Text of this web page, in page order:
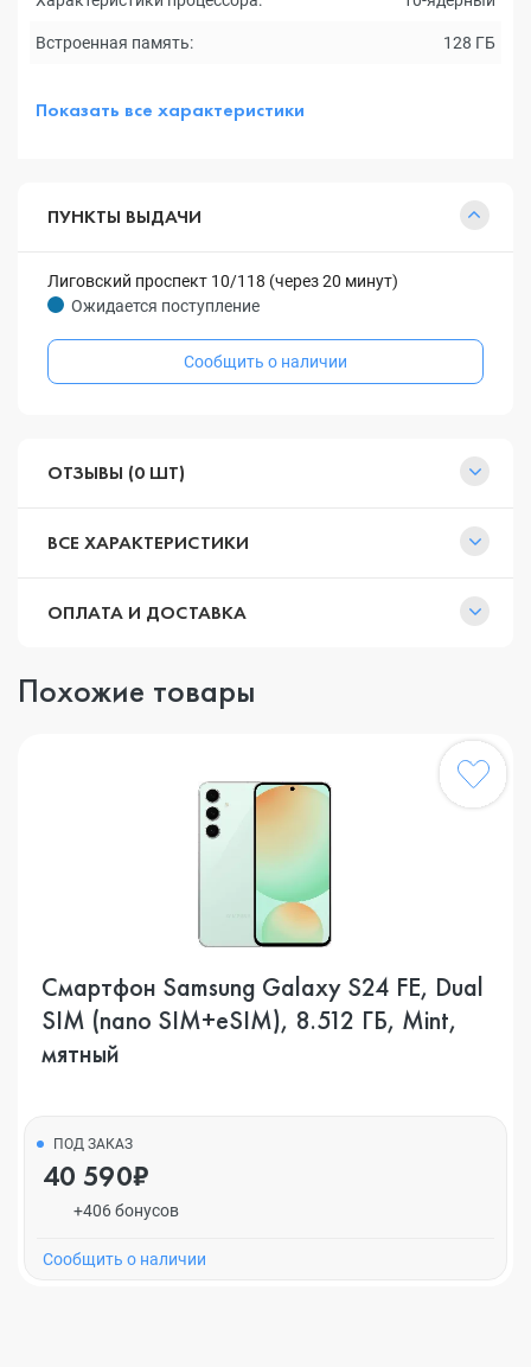
Встроенная память: 128 ГБ
Показать все характеристики
ПУНКТЫ ВЫДАЧИ
Лиговский проспект 10/118 (через 20 минут)
Ожидается поступление
Сообщить о наличии
ОТЗЫВЫ (0 ШТ)
ВСЕ ХАРАКТЕРИСТИКИ
ОПЛАТА И ДОСТАВКА
Похожие товары
Смартфон Samsung Galaxy S24 FE, Dual
SIM (nano SIM+eSIM), 8.512 ГБ, Mint,
мятный
ПОД ЗАКАЗ
40 590₽
+406 бонусов
Cообщить о наличии